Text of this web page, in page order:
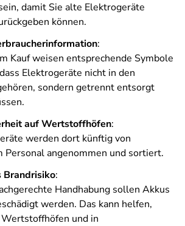
damit Sie alte Elektrogeräte
können.
:
Kauf weisen entsprechende Symbole
Elektrogeräte nicht in den
sondern getrennt entsorgt
auf Wertstoffhöfen:
werden dort künftig von
Personal angenommen und sortiert.
Brandrisiko:
Handhabung sollen Akkus
werden. Das kann helfen,
Wertstoffhöfen und in